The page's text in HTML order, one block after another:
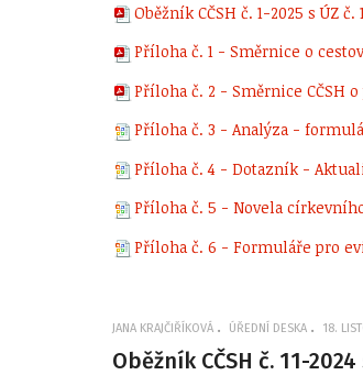
Oběžník CČSH č. 1-2025 s ÚZ č.
Příloha č. 1 - Směrnice o
Příloha č. 2 - Směrnice CČSH
Příloha č. 3 - Analýza -
Příloha č. 4 - Dotazník -
Příloha č. 5 - Novela
Příloha č. 6 - Formuláře pro
JANA KRAJČIŘÍKOVÁ ÚŘEDNÍ DESKA 18.
Oběžník CČSH č. 11-